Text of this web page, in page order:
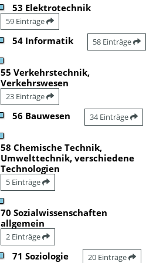
53 Elektrotechnik
59 Einträge
54 Informatik 58 Einträge
55 Verkehrstechnik,
Verkehrswesen
23 Einträge
56 Bauwesen 34 Einträge
58 Chemische Technik,
Umwelttechnik, verschiedene
Technologien
5 Einträge
70 Sozialwissenschaften
allgemein
2 Einträge
71 Soziologie 20 Einträge